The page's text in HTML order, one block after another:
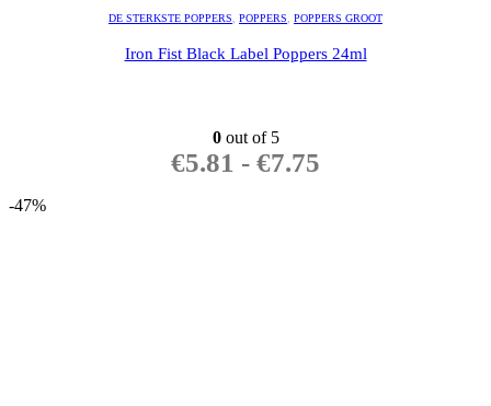
DE STERKSTE POPPERS, POPPERS, POPPERS GROOT
Iron Fist Black Label Poppers 24ml
0out of 5
€5.81 - €7.75
-47%